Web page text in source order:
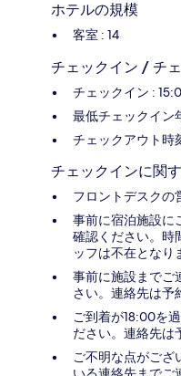
ホテルの規模
客室 : 14
チェックイン / チ
チェックイン :
最低チェックイン
チェックアウト時
チェックインに関
フロントデスクの
事前に宿泊施設に
確認ください。時
ッフは不在となり
事前に施設までご
さい。連絡先は予
ご到着が18:00を
ださい。連絡先は
ご不明な点がござ